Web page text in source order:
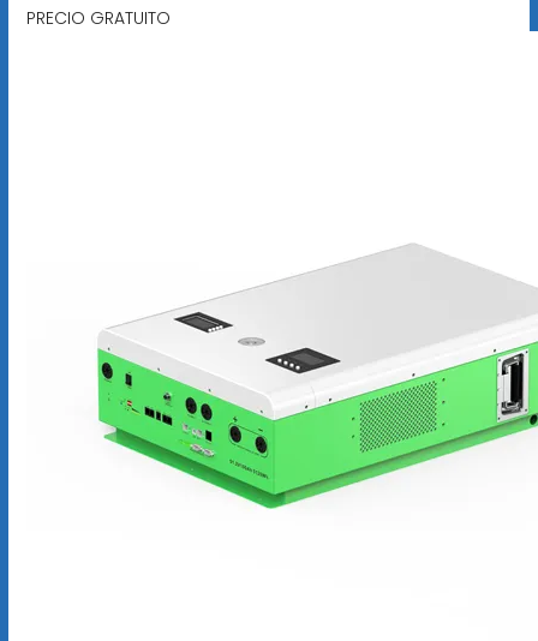
PRECIO GRATUITO